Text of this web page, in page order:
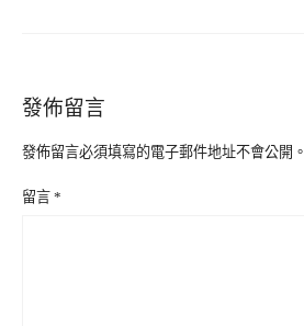
發佈留言
發佈留言必須填寫的電子郵件地址不會公開。
留言 *